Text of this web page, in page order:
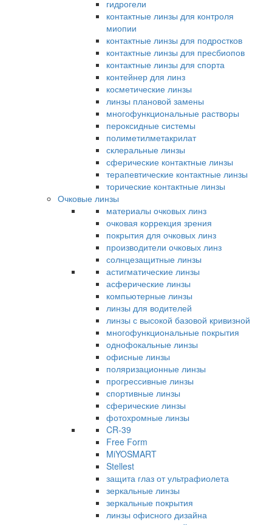
гидрогели
контактные линзы для контроля
миопии
контактные линзы для подростков
контактные линзы для пресбиопов
контактные линзы для спорта
контейнер для линз
косметические линзы
линзы плановой замены
многофункциональные растворы
пероксидные системы
полиметилметакрилат
склеральные линзы
сферические контактные линзы
терапевтические контактные линзы
торические контактные линзы
Очковые линзы
материалы очковых линз
очковая коррекция зрения
покрытия для очковых линз
производители очковых линз
солнцезащитные линзы
астигматические линзы
асферические линзы
компьютерные линзы
линзы для водителей
линзы с высокой базовой кривизной
многофункциональные покрытия
однофокальные линзы
офисные линзы
поляризационные линзы
прогрессивные линзы
спортивные линзы
сферические линзы
фотохромные линзы
CR-39
Free Form
MiYOSMART
Stellest
защита глаз от ультрафиолета
зеркальные линзы
зеркальные покрытия
линзы офисного дизайна